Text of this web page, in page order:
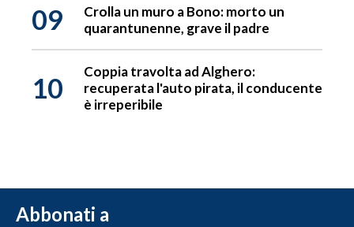
09
Crolla un muro a Bono: morto un
quarantunenne, grave il padre
10
Coppia travolta ad Alghero:
recuperata l'auto pirata, il conducente
è irreperibile
Abbonati a